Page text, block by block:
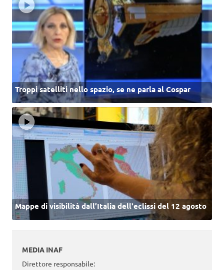
Troppi satelliti nello spazio, se ne parla al Cospar
Mappe di visibilità dall’Italia dell'eclissi del 12 agosto
MEDIA INAF
Direttore responsabile: